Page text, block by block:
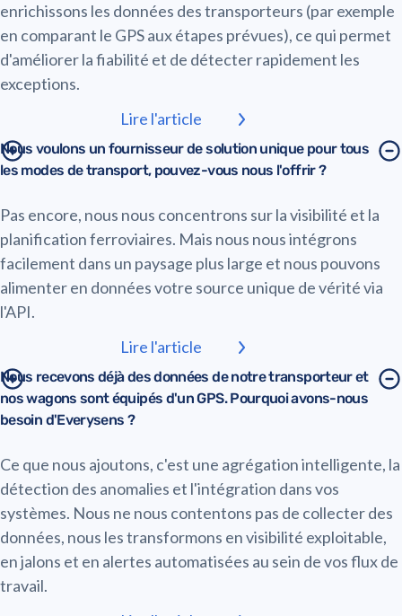
enrichissons les données des transporteurs (par exemple
en comparant le GPS aux étapes prévues), ce qui permet
d'améliorer la fiabilité et de détecter rapidement les
exceptions.
Lire l'article
Nous voulons un fournisseur de solution unique pour tous
les modes de transport, pouvez-vous nous l'offrir ?
Pas encore, nous nous concentrons sur la visibilité et la
planification ferroviaires. Mais nous nous intégrons
facilement dans un paysage plus large et nous pouvons
alimenter en données votre source unique de vérité via
l'API.
Lire l'article
Nous recevons déjà des données de notre transporteur et
nos wagons sont équipés d'un GPS. Pourquoi avons-nous
besoin d'Everysens ?
Ce que nous ajoutons, c'est une agrégation intelligente, la
détection des anomalies et l'intégration dans vos
systèmes. Nous ne nous contentons pas de collecter des
données, nous les transformons en visibilité exploitable,
en jalons et en alertes automatisées au sein de vos flux de
travail.